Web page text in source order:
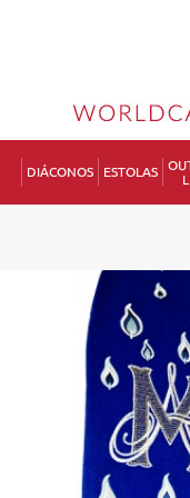
DIÁCONOS ESTOLAS